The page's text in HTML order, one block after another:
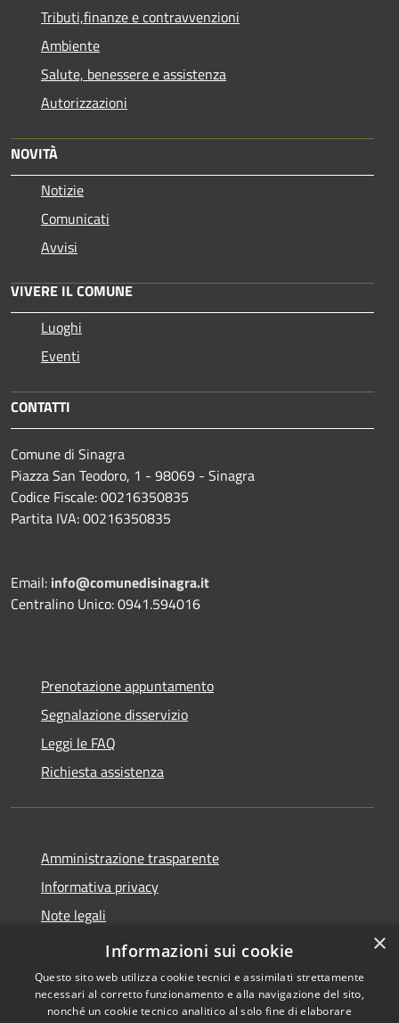
Tributi,finanze e contravvenzioni
Ambiente
Salute, benessere e assistenza
Autorizzazioni
NOVITÀ
Notizie
Comunicati
Avvisi
VIVERE IL COMUNE
Luoghi
Eventi
CONTATTI
Comune di Sinagra
Piazza San Teodoro, 1 - 98069 - Sinagra
Codice Fiscale: 00216350835
Partita IVA: 00216350835
Email: info@comunedisinagra.it
Centralino Unico: 0941.594016
Prenotazione appuntamento
Segnalazione disservizio
Leggi le FAQ
Richiesta assistenza
Amministrazione trasparente
Informativa privacy
Note legali
Dichiarazione di accessibilità
×
Informazioni sui cookie
Questo sito web utilizza cookie tecnici e assimilati strettamente
necessari al corretto funzionamento e alla navigazione del sito,
nonché un cookie tecnico analitico al solo fine di elaborare